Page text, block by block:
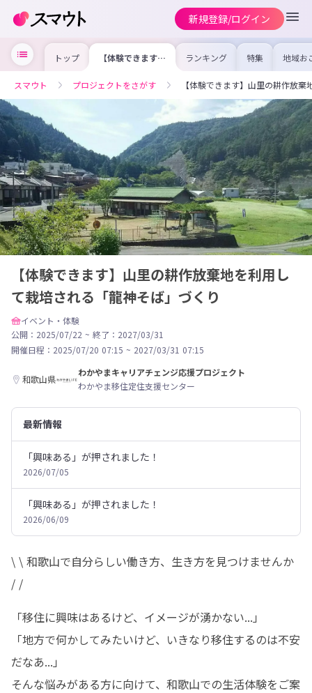
新規登録/ログイン
トップ 【体験できます】
山里の耕作放棄地
れる「龍神そば」
づくり
ランキング 特集 地域お
の求
を集め
事内容
を比較
合った
けよう
スマウト プロジェクトをさがす 【体験できます】山里の耕作放
【体験できます】山里の耕作放棄地を利用し
て栽培される「龍神そば」づくり
イベント・体験
公開：2025/07/22 ~ 終了：2027/03/31
開催日程： 2025/07/20 07:15 ~ 2027/03/31 07:15
和歌山県
わかやまキャリアチェンジ応援プロジェクト
わかやま移住定住支援センター
最新情報
「興味ある」が押されました！
2026/07/05
「興味ある」が押されました！
2026/06/09
\ \ 和歌山で自分らしい働き方、生き方を見つけませんか
/ /
「移住に興味はあるけど、イメージが湧かない...」
「地方で何かしてみたいけど、いきなり移住するのは不安
だなあ...」
そんな悩みがある方に向けて、和歌山での生活体験をご案